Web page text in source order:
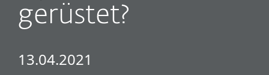
gerüstet?
13.04.2021